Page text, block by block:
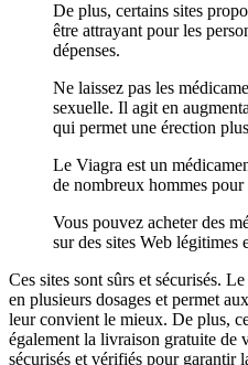
De plus, certains sites
être attrayant pour les
dépenses.
Ne laissez pas les
sexuelle. Il agit en
qui permet une érection
Le Viagra est un
de nombreux hommes
Vous pouvez acheter des
sur des sites Web légitimes
Ces sites sont sûrs et sécurisés.
en plusieurs dosages et permet
leur convient le mieux. De plus,
également la livraison gratuite de
sécurisés et vérifiés pour garantir